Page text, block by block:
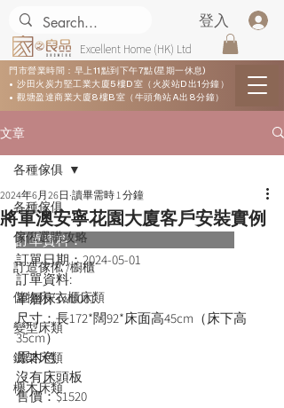
Excellent Home (HK) Ltd
登入
門市營業時間：早上11點到下午7點(星期一休息)
• 沙田火炭力堅工業大廈5樓D室（火炭站D出1分鐘）
• 觀塘盈達商業大廈8樓B室（牛頭角站A出8分鐘）
文章
各種傢俱
傢俬選購攻略
訂造傢俬 /櫥櫃
儲物床/衣櫃床類
變型床類
鐵架床類
櫸木床類
各種傢俱
將軍澳安寧花園大廈客戶安裝實例
2024年6月26日 讀畢需時 1 分鐘
訂單資料：
訂單日期：2024-05-01
訂單資料:
單層床swb001
尺寸：長172*闊92*床面高45cm（床下高
35cm）
原木色
沒有床頭板
售價：$1520